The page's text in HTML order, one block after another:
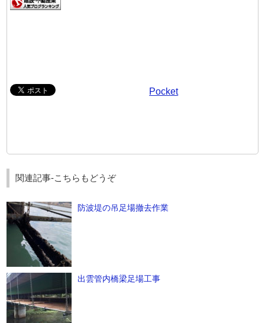
Pocket
関連記事-こちらもどうぞ
防波堤の吊足場撤去作業
出雲管内橋梁足場工事